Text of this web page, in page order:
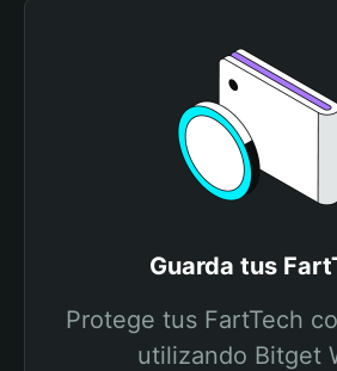
Guarda tus
Protege tus FartTech
utilizando Bitget